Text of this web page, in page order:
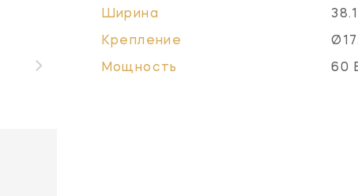
Ширина
Крепление
Мощность 60